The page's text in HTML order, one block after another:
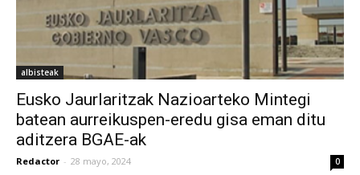
albisteak
Eusko Jaurlaritzak Nazioarteko Mintegi
batean aurreikuspen-eredu gisa eman ditu
aditzera BGAE-ak
Redactor - 28 mayo, 2024 0